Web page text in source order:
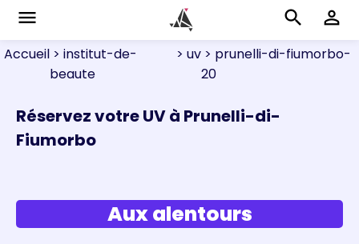
menu search perm_identity
Accueil > institut-de-
beaute
> uv > prunelli-di-fiumorbo-
20
Réservez votre UV à Prunelli-di-
Fiumorbo
Aux alentours